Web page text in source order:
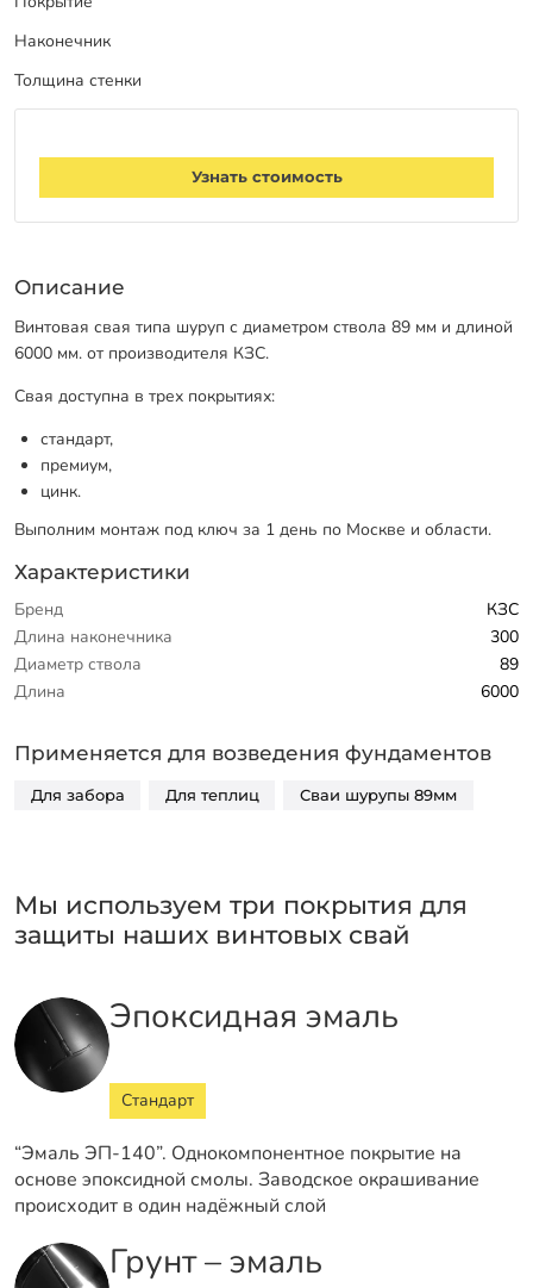
Заказать звонок
Наконечник
Толщина стенки
Узнать стоимость
Описание
Винтовая свая типа шуруп с диаметром ствола 89 мм и длиной
6000 мм. от производителя КЗС.
Свая доступна в трех покрытиях:
стандарт,
премиум,
цинк.
Выполним монтаж под ключ за 1 день по Москве и области.
Характеристики
Бренд
КЗС
Длина наконечника
300
Диаметр ствола
89
Длина
6000
Применяется для возведения фундаментов
Для забора Для теплиц Сваи шурупы 89мм
Мы используем три покрытия для
защиты наших винтовых свай
Эпоксидная эмаль
Стандарт
“Эмаль ЭП-140”. Однокомпонентное покрытие на
основе эпоксидной смолы. Заводское окрашивание
происходит в один надёжный слой
Грунт – эмаль